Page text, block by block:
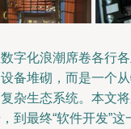
字化浪潮席卷各行
备堆砌，而是一个
杂生态系统。本文
到最终“软件开发”